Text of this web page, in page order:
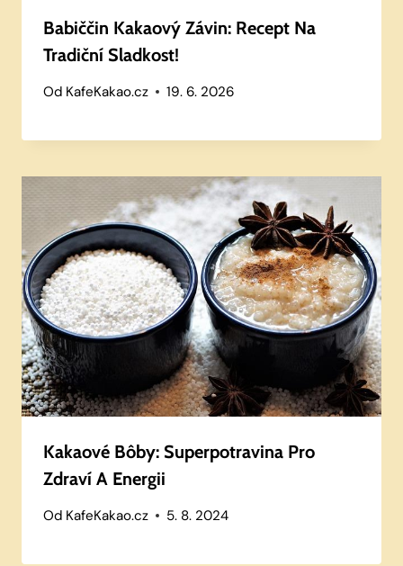
Babiččin Kakaový Závin: Recept Na
Tradiční Sladkost!
Od KafeKakao.cz 19. 6. 2026
Kakaové Bôby: Superpotravina Pro
Zdraví A Energii
Od KafeKakao.cz 5. 8. 2024